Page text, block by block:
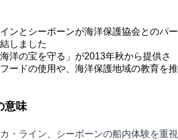
ンとシーボーンが海洋保護協会とのパー
しました
洋の宝を守る」が2013年秋から提供さ
ードの使用や、海洋保護地域の教育を推
意味
・ライン、シーボーンの船内体験を重視